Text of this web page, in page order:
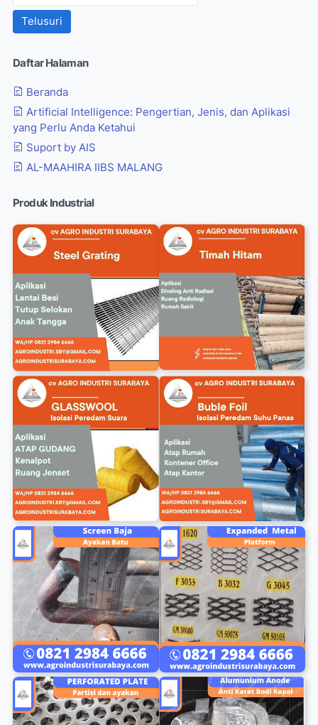
Daftar Halaman
Beranda
Artificial Intelligence: Pengertian, Jenis, dan Aplikasi
yang Perlu Anda Ketahui
Suport by AIS
AL-MAAHIRA IIBS MALANG
Produk Industrial